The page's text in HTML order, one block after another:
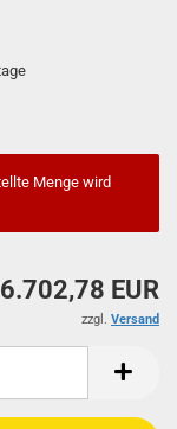
Menge wird
6.702,78 EUR
zzgl. Versand